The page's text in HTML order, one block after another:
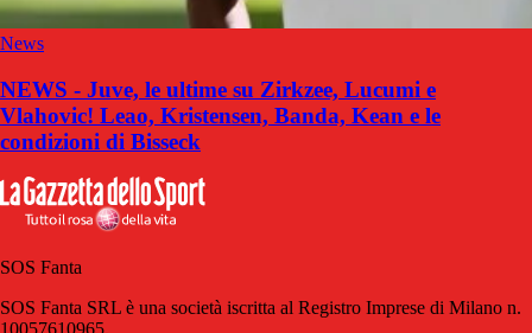
News
NEWS - Juve, le ultime su Zirkzee, Lucumi e
Vlahovic! Leao, Kristensen, Banda, Kean e le
condizioni di Bisseck
SOS Fanta
SOS Fanta SRL è una società iscritta al Registro Imprese di Milano n.